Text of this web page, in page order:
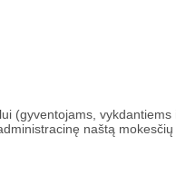
(gyventojams, vykdantiems
naštą